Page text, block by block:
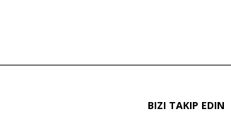
BIZI TAKIP EDIN